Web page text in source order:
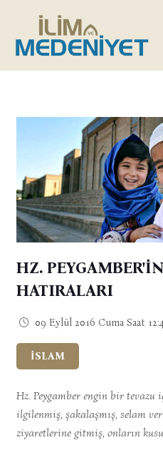
HZ.
HATIRALARI
09 Eylül 2016 Cuma Saat
İSLAM
Hz. Peygamber engin bir
ilgilenmiş, şakalaşmış, selam
ziyaretlerine gitmiş, onların